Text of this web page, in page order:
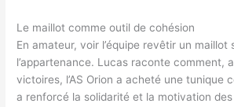
Le maillot comme outil de cohésion
En amateur, voir l’équipe revêtir un maillot
l’appartenance. Lucas raconte comment,
victoires, l’AS Orion a acheté une tunique
a renforcé la solidarité et la motivation